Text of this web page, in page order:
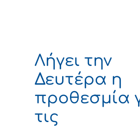
Λήγει την
Δευτέρα η
προθεσμία
τις